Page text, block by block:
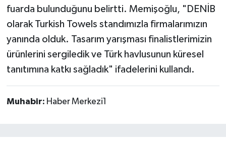
fuarda bulunduğunu belirtti. Memişoğlu, "DENİB
olarak Turkish Towels standımızla firmalarımızın
yanında olduk. Tasarım yarışması finalistlerimizin
ürünlerini sergiledik ve Türk havlusunun küresel
tanıtımına katkı sağladık" ifadelerini kullandı.
Muhabir: Haber Merkezi1